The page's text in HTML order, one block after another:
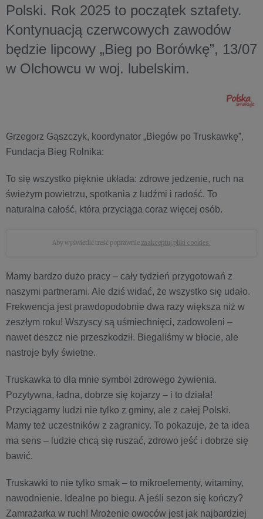
Polski. Rok 2025 to początek sztafety.
Kontynuacją czerwcowych zawodów
będzie lipcowy „Bieg po Borówkę”, 13/07
w Olchowcu w woj. lubelskim.
Grzegorz Gąszczyk, koordynator „Biegów po Truskawkę”,
Fundacja Bieg Rolnika:
To się wszystko pięknie układa: zdrowe jedzenie, ruch na
świeżym powietrzu, spotkania z ludźmi i radość. To
naturalna całość, która przyciąga coraz więcej osób.
Aby wyświetlić treść poprawnie zaakceptuj pliki cookies.
Mamy bardzo dużo pracy – cały tydzień przygotowań z
naszymi partnerami. Ale dziś widać, że wszystko się udało.
Frekwencja jest prawdopodobnie dwa razy większa niż w
zeszłym roku! Wszyscy są uśmiechnięci, zadowoleni –
nawet deszcz nie przeszkodził. Biegaliśmy w błocie, ale
nastroje były świetne.
Truskawka to dla mnie symbol zdrowego żywienia.
Pozytywna, ładna, dobrze się kojarzy – i to działa!
Przyciągamy ludzi nie tylko z gminy, ale z całej Polski.
Mamy też uczestników z zagranicy. To pokazuje, że ta idea
ma sens – ludzie chcą się ruszać, zdrowo jeść i dobrze się
bawić.
Truskawki to nie tylko smak – to mikroelementy, witaminy,
nawodnienie. Idealne po biegu. A jeśli sezon się kończy?
Zamrażarka w ruch! Mrożenie owoców jest jak najbardziej